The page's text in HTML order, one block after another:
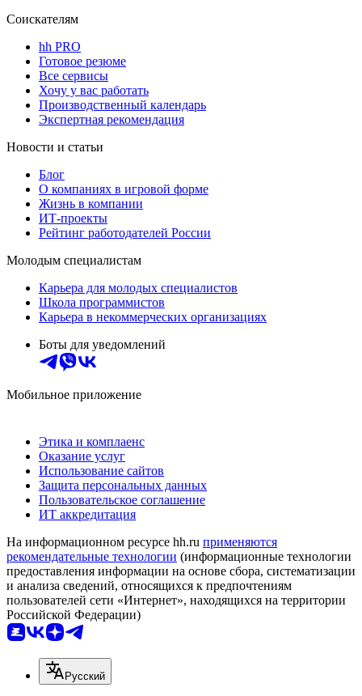
Соискателям
hh PRO
Готовое резюме
Все сервисы
Хочу у вас работать
Производственный календарь
Экспертная рекомендация
Новости и статьи
Блог
О компаниях в игровой форме
Жизнь в компании
ИТ-проекты
Рейтинг работодателей России
Молодым специалистам
Карьера для молодых специалистов
Школа программистов
Карьера в некоммерческих организациях
Боты для уведомлений
Мобильное приложение
Этика и комплаенс
Оказание услуг
Использование сайтов
Защита персональных данных
Пользовательское соглашение
ИТ аккредитация
На информационном ресурсе hh.ru применяются
рекомендательные технологии (информационные технологии
предоставления информации на основе сбора, систематизации
и анализа сведений, относящихся к предпочтениям
пользователей сети «Интернет», находящихся на территории
Российской Федерации)
Русский